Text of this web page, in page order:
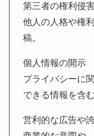
第三者の権利侵害
他人の人格や権
稿。
個人情報の開示
プライバシーに
できる情報を含む
営利的な広告や